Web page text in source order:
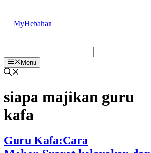
content
MyHebahan
Menu
siapa majikan guru
kafa
Guru Kafa:Cara